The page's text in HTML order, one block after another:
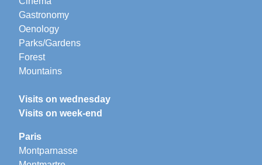
Gastronomy
Oenology
Parks/Gardens
Forest
Mountains
Visits on wednesday
Visits on week-end
Paris
Montparnasse